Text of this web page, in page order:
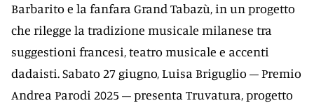
Barbarito e la fanfara Grand Tabazù, in un progetto
che rilegge la tradizione musicale milanese tra
suggestioni francesi, teatro musicale e accenti
dadaisti. Sabato 27 giugno, Luisa Briguglio – Premio
Andrea Parodi 2025 – presenta Truvatura, progetto